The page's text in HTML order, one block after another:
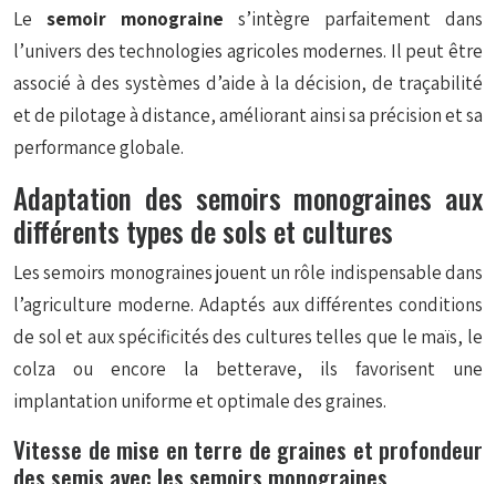
Le semoir monograine s’intègre parfaitement dans
l’univers des technologies agricoles modernes. Il peut être
associé à des systèmes d’aide à la décision, de traçabilité
et de pilotage à distance, améliorant ainsi sa précision et sa
performance globale.
Adaptation des semoirs monograines aux
différents types de sols et cultures
Les semoirs monograines jouent un rôle indispensable dans
l’agriculture moderne. Adaptés aux différentes conditions
de sol et aux spécificités des cultures telles que le maïs, le
colza ou encore la betterave, ils favorisent une
implantation uniforme et optimale des graines.
Vitesse de mise en terre de graines et profondeur
des semis avec les semoirs monograines